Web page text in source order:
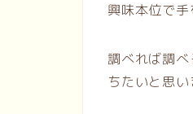
興味本位で
調べれば調
ちたいと思い